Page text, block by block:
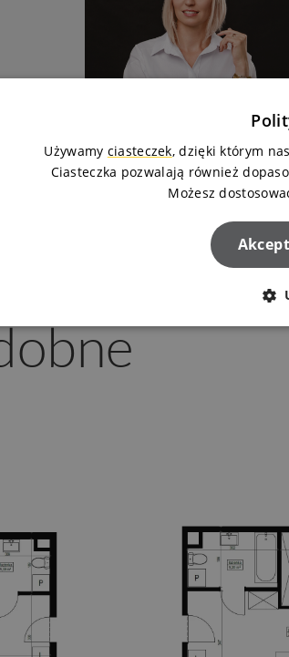
Używamy ciasteczek, dzięki którym
Ciasteczka pozwalają również
Możesz